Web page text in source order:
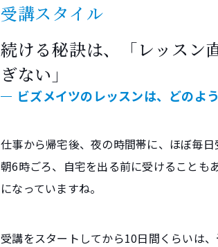
受講スタイル
続ける秘訣は、「レッスン
ぎない」
ビズメイツのレッスンは、どのよ
仕事から帰宅後、夜の時間帯に、ほぼ毎
朝6時ごろ、自宅を出る前に受けることも
になっていますね。
受講をスタートしてから10日間くらいは